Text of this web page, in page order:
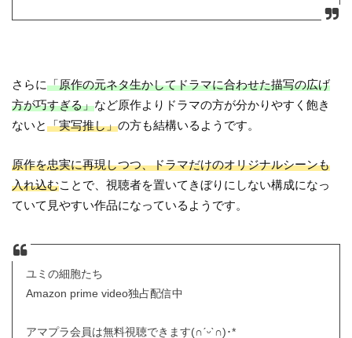
さらに「原作の元ネタ生かしてドラマに合わせた描写の広げ
方が巧すぎる」など原作よりドラマの方が分かりやすく飽き
ないと「実写推し」の方も結構いるようです。
原作を忠実に再現しつつ、ドラマだけのオリジナルシーンも
入れ込むことで、視聴者を置いてきぼりにしない構成になっ
ていて見やすい作品になっているようです。
ユミの細胞たち
Amazon prime video独占配信中
アマプラ会員は無料視聴できます(∩ˊᵕˋ∩)･*